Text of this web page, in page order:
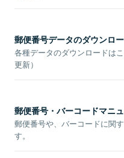
郵便番号データのダウンロ
各種データのダウンロードは
更新）
郵便番号・バーコードマニ
郵便番号や、バーコードに関
す。